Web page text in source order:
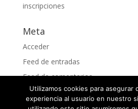
inscripciones
Meta
Acceder
Feed de entradas
Feed de comentarios
WordPress.org
Utilizamos cookies para asegurar
experiencia al usuario en nuestro